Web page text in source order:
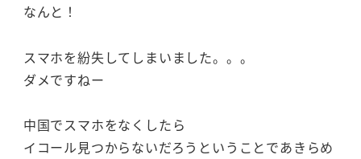
なんと！
スマホを紛失してしまいました。。。
ダメですねー
中国でスマホをなくしたら
イコール見つからないだろうということであきらめ